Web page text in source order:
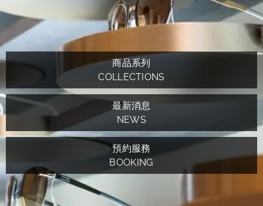
商品系列
COLLECTIONS
最新消息
NEWS
預約服務
BOOKING